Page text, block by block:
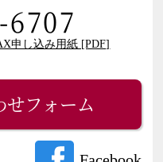
申し込み用紙 [PDF]
せフォーム